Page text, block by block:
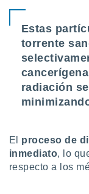
web a
abono
únicos
similares
Estas
torrente
radiación
El proceso de
inmediato, lo
respecto a los